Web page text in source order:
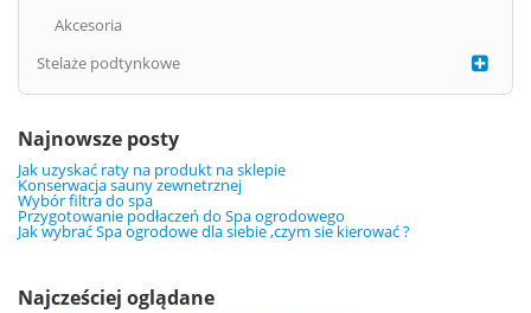
Akcesoria
Stelaże podtynkowe
Najnowsze posty
Jak uzyskać raty na produkt na sklepie
Konserwacja sauny zewnetrznej
Wybór filtra do spa
Przygotowanie podłaczeń do Spa ogrodowego
Jak wybrać Spa ogrodowe dla siebie ,czym sie kierować ?
Najcześciej oglądane